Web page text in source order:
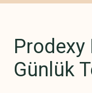
Günlük